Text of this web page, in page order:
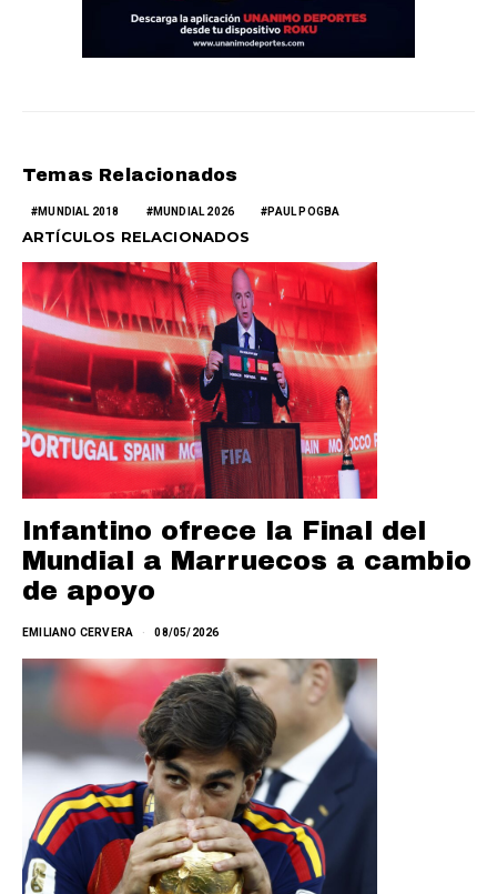
Temas Relacionados
MUNDIAL 2018 MUNDIAL 2026 PAUL POGBA
ARTÍCULOS RELACIONADOS
Infantino ofrece la Final del
Mundial a Marruecos a cambio
de apoyo
EMILIANO CERVERA 08/05/2026